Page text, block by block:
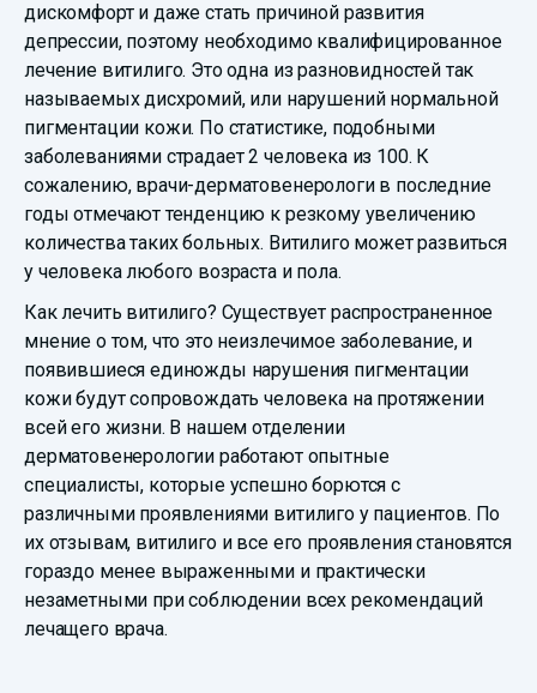
дискомфорт и даже стать причиной развития
депрессии, поэтому необходимо квалифицированное
лечение витилиго. Это одна из разновидностей так
называемых дисхромий, или нарушений нормальной
пигментации кожи. По статистике, подобными
заболеваниями страдает 2 человека из 100. К
сожалению, врачи-дерматовенерологи в последние
годы отмечают тенденцию к резкому увеличению
количества таких больных. Витилиго может развиться
у человека любого возраста и пола.
Как лечить витилиго? Существует распространенное
мнение о том, что это неизлечимое заболевание, и
появившиеся единожды нарушения пигментации
кожи будут сопровождать человека на протяжении
всей его жизни. В нашем отделении
дерматовенерологии работают опытные
специалисты, которые успешно борются с
различными проявлениями витилиго у пациентов. По
их отзывам, витилиго и все его проявления становятся
гораздо менее выраженными и практически
незаметными при соблюдении всех рекомендаций
лечащего врача.